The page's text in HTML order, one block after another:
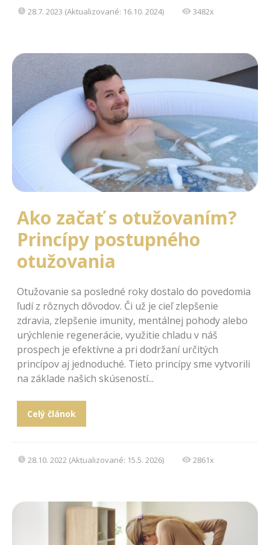
28.7. 2023 (Aktualizované: 16.10. 2024) 3482x
Ako začať s otužovaním?
Princípy postupného
otužovania
Otužovanie sa posledné roky dostalo do povedomia
ľudí z rôznych dôvodov. Či už je cieľ zlepšenie
zdravia, zlepšenie imunity, mentálnej pohody alebo
urýchlenie regenerácie, využitie chladu v náš
prospech je efektívne a pri dodržaní určitých
princípov aj jednoduché. Tieto princípy sme vytvorili
na základe našich skúseností...
Celý článok
28.10. 2022 (Aktualizované: 15.5. 2026) 2861x